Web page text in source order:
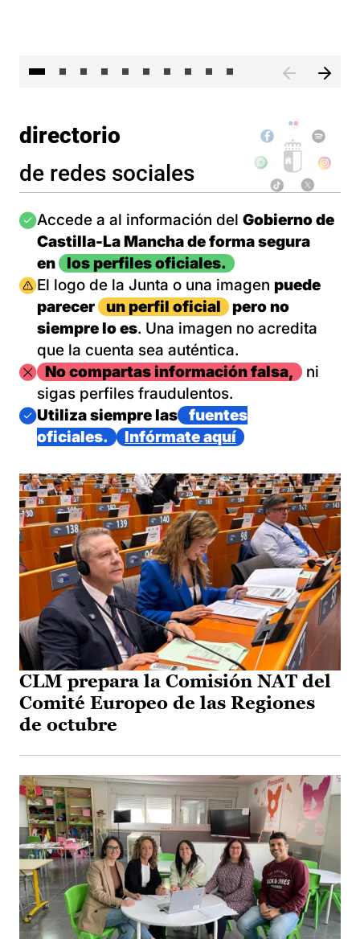
directorio
de redes sociales
Imagen
Accede a al información del Gobierno de
Castilla-La Mancha de forma segura
en
los perfiles oficiales.
Imagen
El logo de la Junta o una imagen puede
parecer
un perfil oficial
pero no
siempre lo es. Una imagen no acredita
que la cuenta sea auténtica.
ImagenNo compartas información falsa,
ni
sigas perfiles fraudulentos.
Imagen
Utiliza siempre las
fuentes
oficiales.
Infórmate aquí
CLM prepara la Comisión NAT del
Comité Europeo de las Regiones
de octubre